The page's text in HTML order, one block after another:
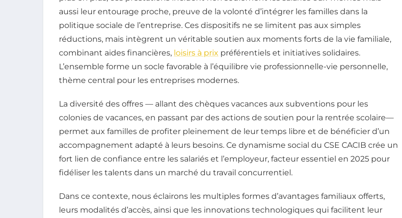
aussi leur entourage proche, preuve de la volonté d’intégrer les familles dans la
politique sociale de l’entreprise. Ces dispositifs ne se limitent pas aux simples
réductions, mais intègrent un véritable soutien aux moments forts de la vie familiale,
combinant aides financières, loisirs à prix préférentiels et initiatives solidaires.
L’ensemble forme un socle favorable à l’équilibre vie professionnelle-vie personnelle,
thème central pour les entreprises modernes.
La diversité des offres — allant des chèques vacances aux subventions pour les
colonies de vacances, en passant par des actions de soutien pour la rentrée scolaire—
permet aux familles de profiter pleinement de leur temps libre et de bénéficier d’un
accompagnement adapté à leurs besoins. Ce dynamisme social du CSE CACIB crée un
fort lien de confiance entre les salariés et l’employeur, facteur essentiel en 2025 pour
fidéliser les talents dans un marché du travail concurrentiel.
Dans ce contexte, nous éclairons les multiples formes d’avantages familiaux offerts,
leurs modalités d’accès, ainsi que les innovations technologiques qui facilitent leur